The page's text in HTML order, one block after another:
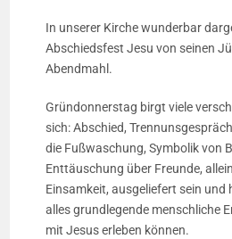
In unserer Kirche wunderbar
Abschiedsfest Jesu von seinen
Abendmahl.
Gründonnerstag birgt viele
sich: Abschied,
die Fußwaschung, Symbolik von
Enttäuschung über Freunde,
Einsamkeit, ausgeliefert sein und
alles grundlegende menschliche
mit Jesus erleben können.